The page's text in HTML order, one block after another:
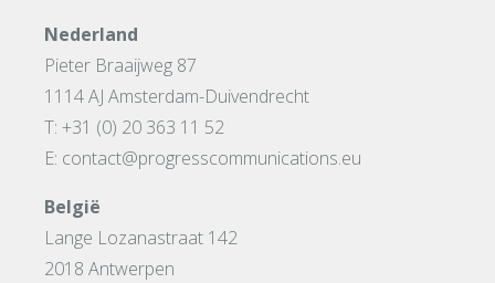
Nederland
Pieter Braaijweg 87
1114 AJ Amsterdam-Duivendrecht
T: +31 (0) 20 363 11 52
E: contact@progresscommunications.eu
België
Lange Lozanastraat 142
2018 Antwerpen